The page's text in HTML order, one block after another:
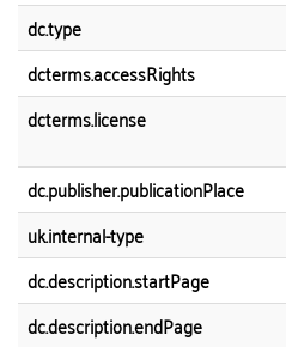
dc.type
dcterms.accessRights
dcterms.license
dc.publisher.publicationPlace
uk.internal-type
dc.description.startPage
dc.description.endPage